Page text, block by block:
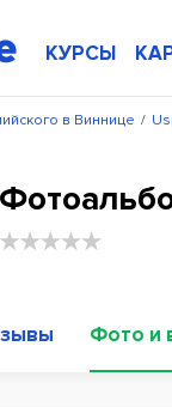
КУРСЫ
/
в Виннице
Фото и